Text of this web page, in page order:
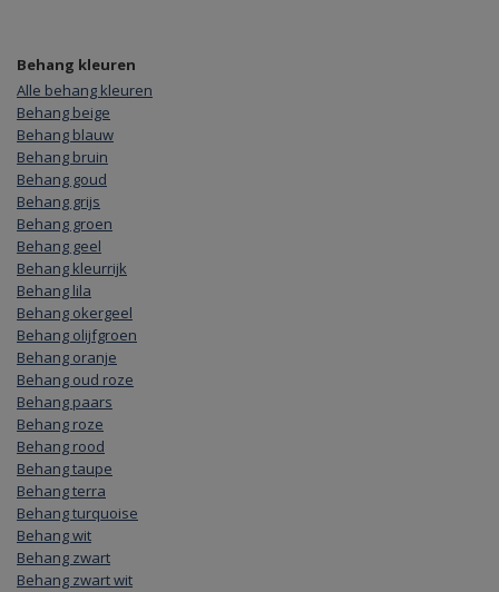
Behang kleuren
Alle behang kleuren
Behang beige
Behang blauw
Behang bruin
Behang goud
Behang grijs
Behang groen
Behang geel
Behang kleurrijk
Behang lila
Behang okergeel
Behang olijfgroen
Behang oranje
Behang oud roze
Behang paars
Behang roze
Behang rood
Behang taupe
Behang terra
Behang turquoise
Behang wit
Behang zwart
Behang zwart wit